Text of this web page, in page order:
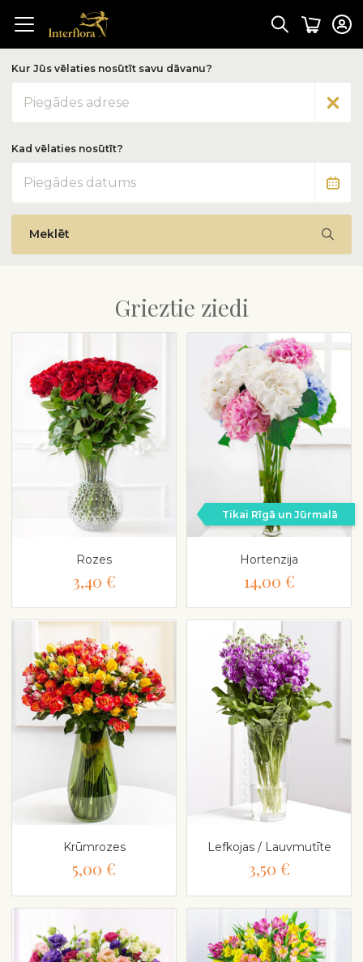
Kur Jūs vēlaties nosūtīt savu dāvanu?
Kad vēlaties nosūtīt?
Meklēt
Grieztie ziedi
Rozes
3,40 €
Tikai Rīgā un Jūrmalā
Hortenzija
14,00 €
Krūmrozes
5,00 €
Lefkojas / Lauvmutīte
3,50 €